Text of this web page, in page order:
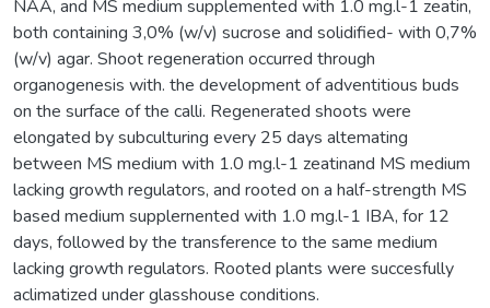
NAA, and MS medium supplemented with 1.0 mg.l-1 zeatin,
both containing 3,0% (w/v) sucrose and solidified- with 0,7%
(w/v) agar. Shoot regeneration occurred through
organogenesis with. the development of adventitious buds
on the surface of the calli. Regenerated shoots were
elongated by subculturing every 25 days altemating
between MS medium with 1.0 mg.l-1 zeatinand MS medium
lacking growth regulators, and rooted on a half-strength MS
based medium supplernented with 1.0 mg.l-1 IBA, for 12
days, followed by the transference to the same medium
lacking growth regulators. Rooted plants were succesfully
aclimatized under glasshouse conditions.